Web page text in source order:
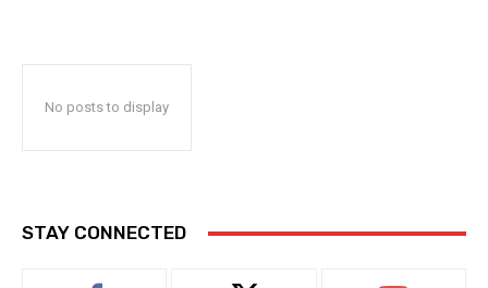
No posts to display
STAY CONNECTED